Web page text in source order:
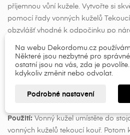
příjemnou vůní kužele. Vytvořte si
pomocí řady vonných kuželů
obzvlášť vhodné k odpočinku po
aromatických kuželů Vám přinese
Velmi kvalitní indické kužely jsou
Jejich příjemná vůně má relaxační
můžete setkat s velmi širokým
především k vytvoření příjemné
Použití:Vonný kužel umístěte do
vonných kuželů tekoucí kouř. Potom
add_circle_outline
Vytvořit seznam
Název seznamu přání
Zrušit
Přihlásit se
Musíte být přihlášen, abyste si
svého seznamu přání.
Na webu Dekordomu.cz
Některé jsou nezbytné pro
ostatní jsou na vás, zda je
kdykoliv změnit nebo odvolat.
Podrobné nastavení